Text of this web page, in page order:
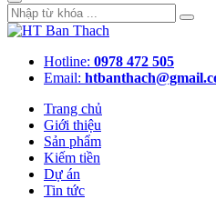
Hotline: 0978 472 505
Email:
Trang chủ
Giới thiệu
Sản phẩm
Kiếm tiền
Dự án
Tin tức